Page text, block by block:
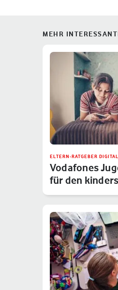
MEHR
ELTERN-RATGEBER DIGITAL
Vodafones
für den